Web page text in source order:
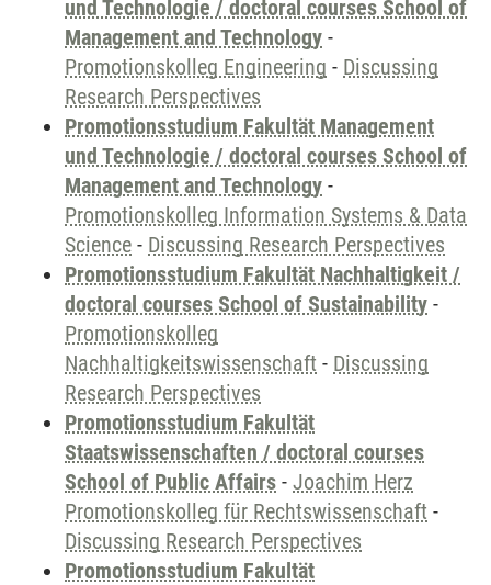
und Technologie / doctoral courses School of
Management and Technology -
Promotionskolleg Engineering - Discussing
Research Perspectives
Promotionsstudium Fakultät Management
und Technologie / doctoral courses School of
Management and Technology -
Promotionskolleg Information Systems & Data
Science - Discussing Research Perspectives
Promotionsstudium Fakultät Nachhaltigkeit /
doctoral courses School of Sustainability -
Promotionskolleg
Nachhaltigkeitswissenschaft - Discussing
Research Perspectives
Promotionsstudium Fakultät
Staatswissenschaften / doctoral courses
School of Public Affairs - Joachim Herz
Promotionskolleg für Rechtswissenschaft -
Discussing Research Perspectives
Promotionsstudium Fakultät